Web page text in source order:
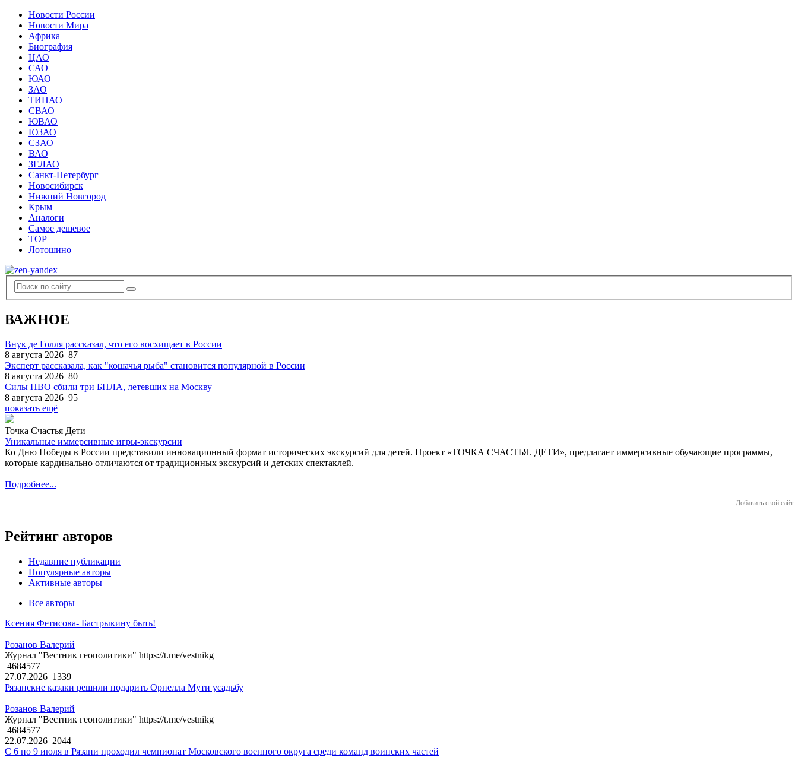
Новости России
Новости Мира
Африка
Биография
ЦАО
САО
ЮАО
ЗАО
ТИНАО
СВАО
ЮВАО
ЮЗАО
СЗАО
ВАО
ЗЕЛАО
Санкт-Петербург
Новосибирск
Нижний Новгород
Крым
Аналоги
Самое дешевое
TOP
Лотошино
ВАЖНОЕ
Внук де Голля рассказал, что его восхищает в России
8 августа 2026 87
Эксперт рассказала, как "кошачья рыба" становится популярной в России
8 августа 2026 80
Силы ПВО сбили три БПЛА, летевших на Москву
8 августа 2026 95
показать ещё
Точка Счастья Дети
Уникальные иммерсивные игры-экскурсии
Ко Дню Победы в России представили инновационный формат исторических экскурсий для детей. Проект «ТОЧКА СЧАСТЬЯ. ДЕТИ», предлагает иммерсивные обучающие программы,
которые кардинально отличаются от традиционных экскурсий и детских спектаклей.
Подробнее...
Добавить свой сайт
Рейтинг авторов
Недавние публикации
Популярные авторы
Активные авторы
Все авторы
Ксения Фетисова- Бастрыкину быть!
Розанов Валерий
Журнал "Вестник геополитики" https://t.me/vestnikg
4684577
27.07.2026 1339
Рязанские казаки решили подарить Орнелла Мути усадьбу
Розанов Валерий
Журнал "Вестник геополитики" https://t.me/vestnikg
4684577
22.07.2026 2044
С 6 по 9 июля в Рязани проходил чемпионат Московского военного округа среди команд воинских частей